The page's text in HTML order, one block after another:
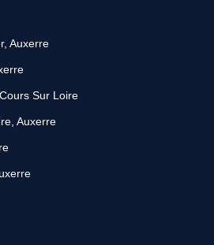
Auxerre
Sur Loire
Auxerre